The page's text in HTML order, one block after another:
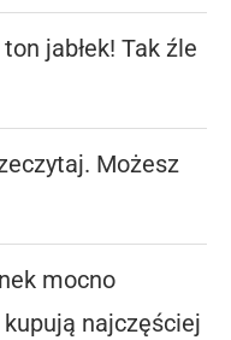
jabłek! Tak źle
Możesz
mocno
najczęściej